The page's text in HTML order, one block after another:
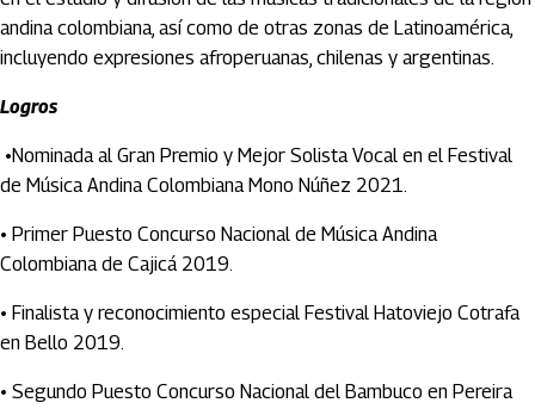
andina colombiana, así como de otras zonas de Latinoamérica,
incluyendo expresiones afroperuanas, chilenas y argentinas.
Logros
•Nominada al Gran Premio y Mejor Solista Vocal en el Festival
de Música Andina Colombiana Mono Núñez 2021.
• Primer Puesto Concurso Nacional de Música Andina
Colombiana de Cajicá 2019.
• Finalista y reconocimiento especial Festival Hatoviejo Cotrafa
en Bello 2019.
• Segundo Puesto Concurso Nacional del Bambuco en Pereira